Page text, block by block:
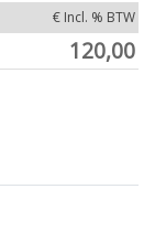
€ Incl. % BTW
120,00